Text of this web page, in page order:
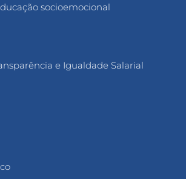
socioemocional
e Igualdade Salarial